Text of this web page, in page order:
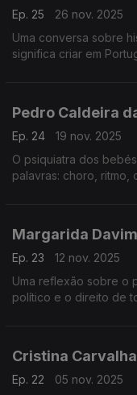
Ep. 25
26 nov. 2025
Uma conversa sobre
significa criar em
Pedro Caldeira
Ep. 24
19 nov. 2025
O psiquiatra dos
palavras: choro, ritmo,
Margarida Davim
Ep. 23
12 nov. 2025
Uma reflexão sobre o
político e o direito de
Cristina
Ep. 22
05 nov. 2025